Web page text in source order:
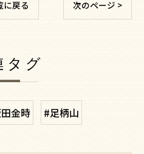
に戻る 次のページ >
タグ
金時 #足柄山